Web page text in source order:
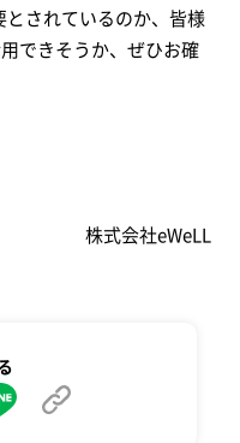
されているのか、皆様
できそうか、ぜひお確
株式会社eWeLL